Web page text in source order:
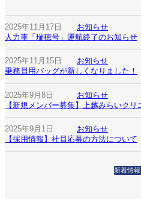
2025年11月17日
お知らせ
人力車「瑞穂号」運航終了のお知らせ
2025年11月15日
お知らせ
乗務員用バッグが新しくなりました！
2025年9月8日
お知らせ
【新規メンバー募集】上越みらいクリ
2025年9月1日
お知らせ
【採用情報】社員応募の方法について
新着情